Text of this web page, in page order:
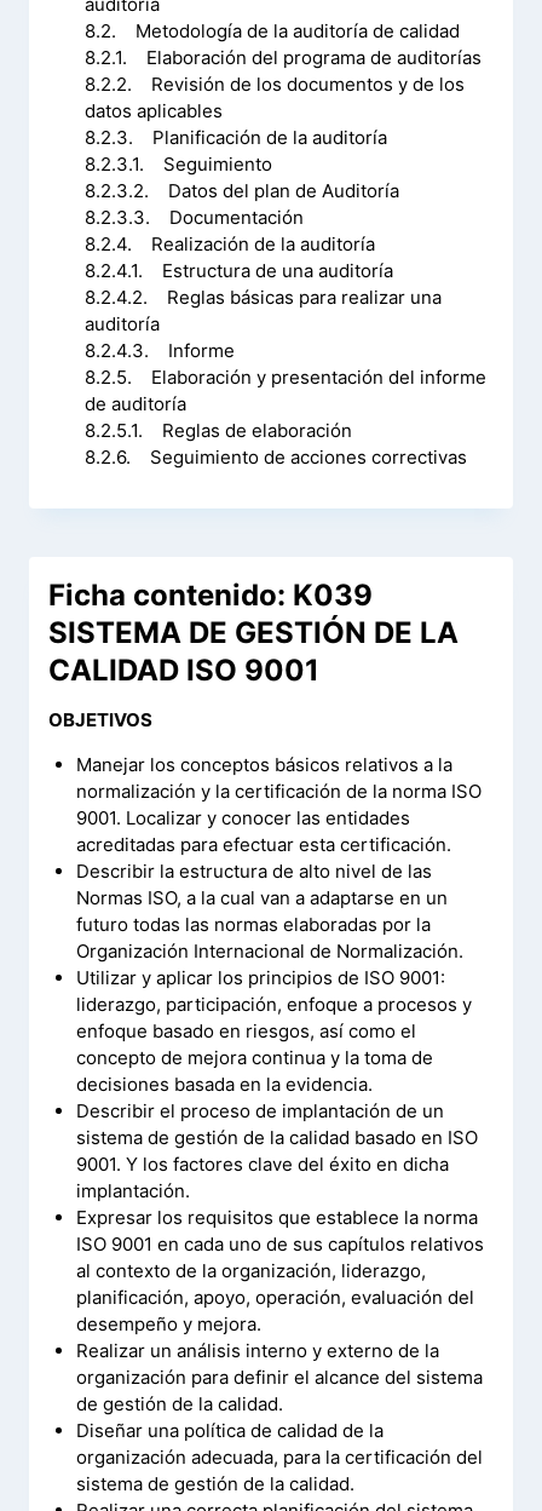
8.2. Metodología de la auditoría de calidad
8.2.1. Elaboración del programa de auditorías
8.2.2. Revisión de los documentos y de los
datos aplicables
8.2.3. Planificación de la auditoría
8.2.3.1. Seguimiento
8.2.3.2. Datos del plan de Auditoría
8.2.3.3. Documentación
8.2.4. Realización de la auditoría
8.2.4.1. Estructura de una auditoría
8.2.4.2. Reglas básicas para realizar una
auditoría
8.2.4.3. Informe
8.2.5. Elaboración y presentación del informe
de auditoría
8.2.5.1. Reglas de elaboración
8.2.6. Seguimiento de acciones correctivas
Ficha contenido: K039
SISTEMA DE GESTIÓN DE LA
CALIDAD ISO 9001
OBJETIVOS
Manejar los conceptos básicos relativos a la
normalización y la certificación de la norma ISO
9001. Localizar y conocer las entidades
acreditadas para efectuar esta certificación.
Describir la estructura de alto nivel de las
Normas ISO, a la cual van a adaptarse en un
futuro todas las normas elaboradas por la
Organización Internacional de Normalización.
Utilizar y aplicar los principios de ISO 9001:
liderazgo, participación, enfoque a procesos y
enfoque basado en riesgos, así como el
concepto de mejora continua y la toma de
decisiones basada en la evidencia.
Describir el proceso de implantación de un
sistema de gestión de la calidad basado en ISO
9001. Y los factores clave del éxito en dicha
implantación.
Expresar los requisitos que establece la norma
ISO 9001 en cada uno de sus capítulos relativos
al contexto de la organización, liderazgo,
planificación, apoyo, operación, evaluación del
desempeño y mejora.
Realizar un análisis interno y externo de la
organización para definir el alcance del sistema
de gestión de la calidad.
Diseñar una política de calidad de la
organización adecuada, para la certificación del
sistema de gestión de la calidad.